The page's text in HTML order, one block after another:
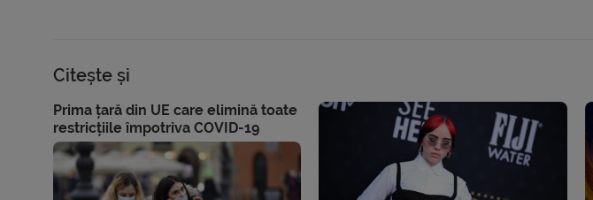
Citește și
Prima țară din UE care elimină toate
restricțiile împotriva COVID-19